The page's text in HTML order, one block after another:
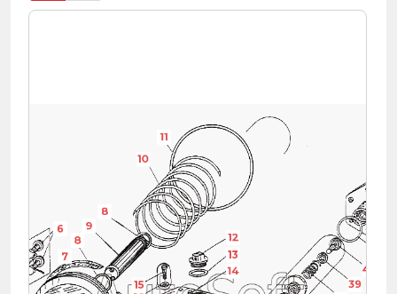
7
10
9
40
14
13
12
39
8
8
11
15
6